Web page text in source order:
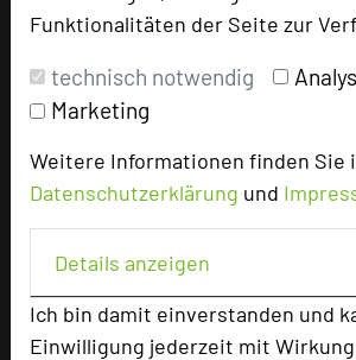
Funktionalitäten der Seite zur
technisch notwendig
Marketing
Weitere Informationen finden Sie
Datenschutzerklärung und
Details anzeigen
Ich bin damit einverstanden und
Einwilligung jederzeit mit
Parlamentarisch
Tagungsräume
Doppelzimmer
Einzelzimmer
Besonders geeignet für